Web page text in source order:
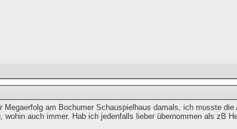
am Bochumer Schauspielhaus damals, ich musste die
auch immer. Hab ich jedenfalls lieber übernommen als zB